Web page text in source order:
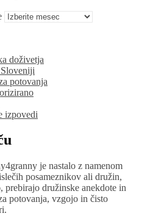
doživetja
potovanja
izpovedi
je nastalo z namenom
posameznikov ali družin,
prebirajo družinske anekdote in
potovanja, vzgojo in čisto